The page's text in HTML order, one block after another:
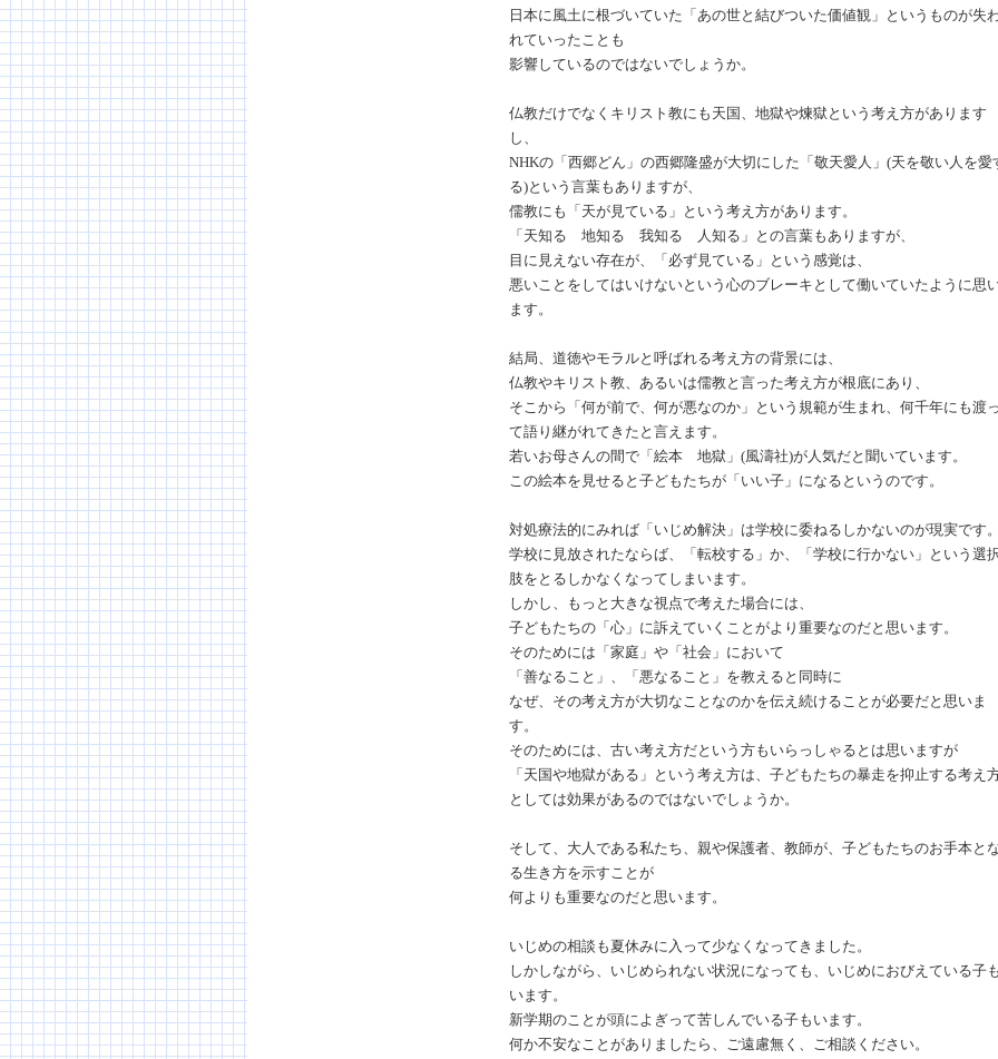
日本に風土に根づいていた「あの世と結びついた価値観」というものが失
れていったことも
影響しているのではないでしょうか。
仏教だけでなくキリスト教にも天国、地獄や煉獄という考え方があります
し、
NHKの「西郷どん」の西郷隆盛が大切にした「敬天愛人」(天を敬い人を愛
る)という言葉もありますが、
儒教にも「天が見ている」という考え方があります。
「天知る 地知る 我知る 人知る」との言葉もありますが、
目に見えない存在が、「必ず見ている」という感覚は、
悪いことをしてはいけないという心のブレーキとして働いていたように思
ます。
結局、道徳やモラルと呼ばれる考え方の背景には、
仏教やキリスト教、あるいは儒教と言った考え方が根底にあり、
そこから「何が前で、何が悪なのか」という規範が生まれ、何千年にも渡っ
て語り継がれてきたと言えます。
若いお母さんの間で「絵本 地獄」(風濤社)が人気だと聞いています。
この絵本を見せると子どもたちが「いい子」になるというのです。
対処療法的にみれば「いじめ解決」は学校に委ねるしかないのが現実です。
学校に見放されたならば、「転校する」か、「学校に行かない」という選
肢をとるしかなくなってしまいます。
しかし、もっと大きな視点で考えた場合には、
子どもたちの「心」に訴えていくことがより重要なのだと思います。
そのためには「家庭」や「社会」において
「善なること」、「悪なること」を教えると同時に
なぜ、その考え方が大切なことなのかを伝え続けることが必要だと思いま
す。
そのためには、古い考え方だという方もいらっしゃるとは思いますが
「天国や地獄がある」という考え方は、子どもたちの暴走を抑止する考え
としては効果があるのではないでしょうか。
そして、大人である私たち、親や保護者、教師が、子どもたちのお手本と
る生き方を示すことが
何よりも重要なのだと思います。
いじめの相談も夏休みに入って少なくなってきました。
しかしながら、いじめられない状況になっても、いじめにおびえている子も
います。
新学期のことが頭によぎって苦しんでいる子もいます。
何か不安なことがありましたら、ご遠慮無く、ご相談ください。